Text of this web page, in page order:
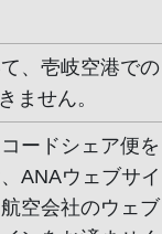
、壱岐空港での
ません。
ードシェア便を
ANAウェブサイ
空会社のウェブ